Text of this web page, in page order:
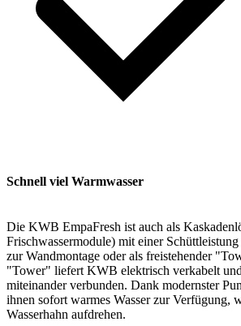
Schnell viel Warmwasser
Die KWB EmpaFresh ist auch als
Frischwassermodule) mit einer
zur Wandmontage oder als freistehender
"Tower" liefert KWB elektrisch verkabelt
miteinander verbunden. Dank modernster
ihnen sofort warmes Wasser zur Verfügung,
Wasserhahn aufdrehen.